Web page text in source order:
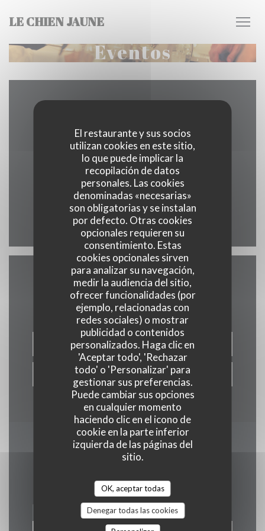
El restaurante y sus socios
utilizan cookies en este sitio,
lo que puede implicar la
recopilación de datos
personales. Las cookies
denominadas «necesarias»
son obligatorias y se instalan
por defecto. Otras cookies
opcionales requieren su
consentimiento. Estas
cookies opcionales sirven
para analizar su navegación,
medir la audiencia del sitio,
ofrecer funcionalidades (por
ejemplo, relacionadas con
redes sociales) o mostrar
publicidad o contenidos
personalizados. Haga clic en
'Aceptar todo', 'Rechazar
todo' o 'Personalizar' para
gestionar sus preferencias.
Puede cambiar sus opciones
en cualquier momento
haciendo clic en el icono de
cookie en la parte inferior
izquierda de las páginas del
sitio.
OK, aceptar todas
Denegar todas las cookies
LE CHIEN JAUNE
Eventos
74 RUE BERNARD PALISSY 37000 TOURS
02 47 05 10 17
Facebook ((abre en una nueva
Instagram ((abre en una
Contacto
RESERVAR UNA MESA
PRIVATIZACIÓN
Manténgase al día
personalizadas y ofertas de marketing por correo electrónico.